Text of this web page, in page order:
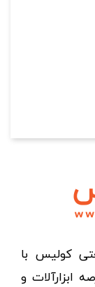
کولیس با
در عرصه ابزارآلات و